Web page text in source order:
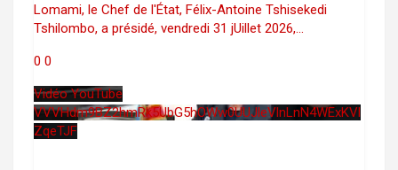
Lomami, le Chef de l'État, Félix-Antoine Tshisekedi
Tshilombo, a présidé, vendredi 31 jUillet 2026,...
0 0
Vidéo YouTube
VVVHdm9BZ2hmRk5UbG5hOWw0UUJleVlnLnN4WExKVl
ZqeTJF